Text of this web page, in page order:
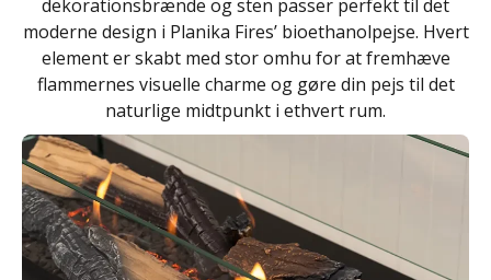
dekorationsbrænde og sten passer perfekt til det
moderne design i Planika Fires’ bioethanolpejse. Hvert
element er skabt med stor omhu for at fremhæve
flammernes visuelle charme og gøre din pejs til det
naturlige midtpunkt i ethvert rum.